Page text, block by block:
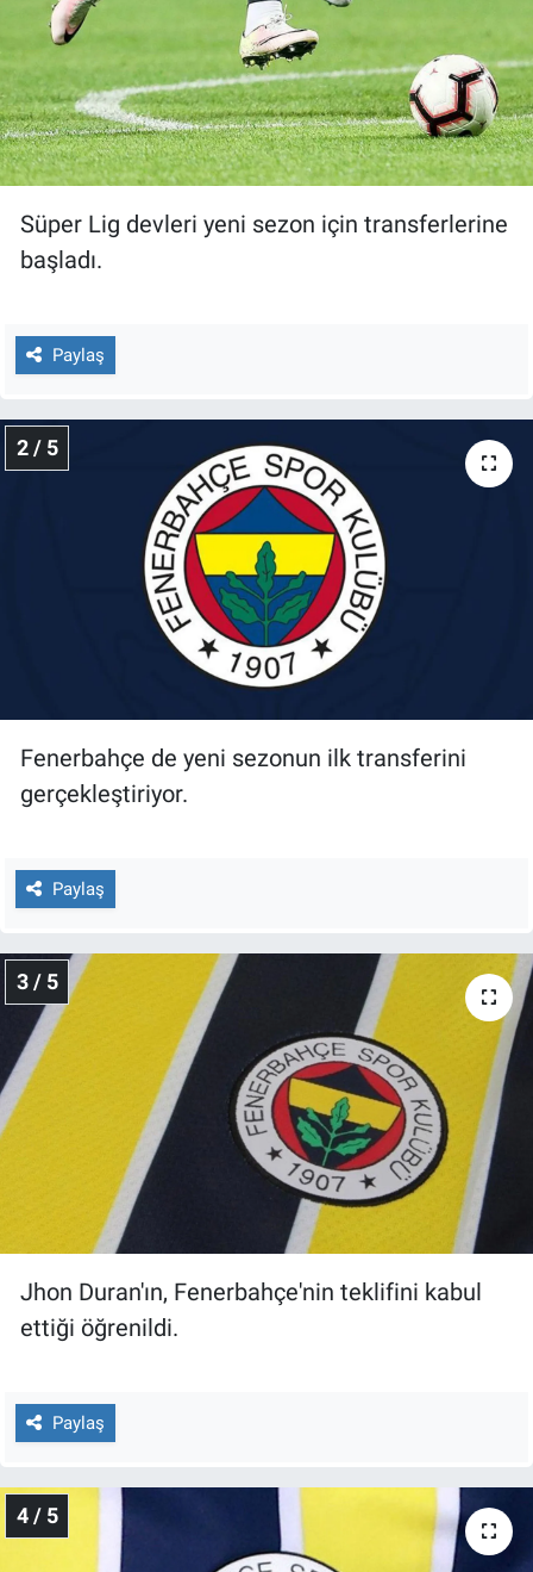
Süper Lig devleri yeni sezon için transferlerine
başladı.
Paylaş
2 / 5
Fenerbahçe de yeni sezonun ilk transferini
gerçekleştiriyor.
Paylaş
3 / 5
Jhon Duran'ın, Fenerbahçe'nin teklifini kabul
ettiği öğrenildi.
Paylaş
4 / 5
Gündem Özel
Günün görüntüsü
Haber
İlan
Koronavirüs
Kültür Sanat
Sağlık
Spor
Türkiye'nin Geleceği
Türkiye'nin Gündemi
Yerel Gündem
Yerel Yaşam
Canlı Yayın